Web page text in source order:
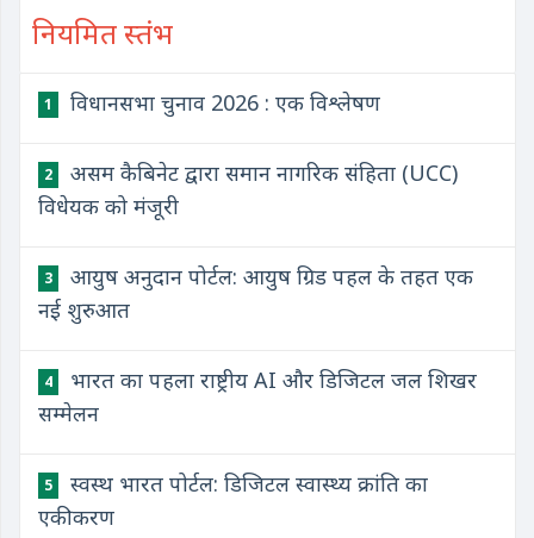
नियमित स्तंभ
1 विधानसभा चुनाव 2026 : एक विश्लेषण
2
असम कैबिनेट द्वारा समान नागरिक संहिता (UCC)
विधेयक को मंजूरी
3
आयुष अनुदान पोर्टल: आयुष ग्रिड पहल के तहत एक
नई शुरुआत
4
भारत का पहला राष्ट्रीय AI और डिजिटल जल शिखर
सम्मेलन
5
स्वस्थ भारत पोर्टल: डिजिटल स्वास्थ्य क्रांति का
एकीकरण